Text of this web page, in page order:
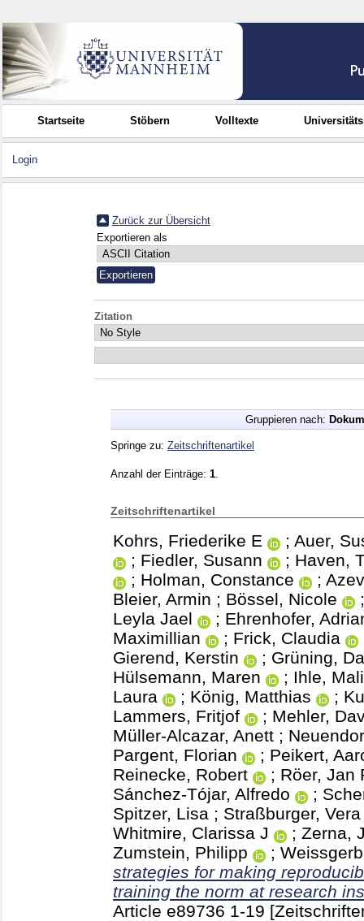
Startseite Stöbern Volltexte
Login
Zurück zur Übersicht
Exportieren als
Zitation
Gruppieren nach:
Springe zu: Zeitschriftenartikel
Anzahl der Einträge: 1
Zeitschriftenartikel
Kohrs, Friederike E ; Auer,
; Fiedler, Susann ; Haven,
; Holman, Constance ;
Bleier, Armin ; Bössel, Nicole
Leyla Jael
; Ehrenhofer,
Maximillian
; Frick, Claudia
Gierend, Kerstin
; Grüning,
Hülsemann, Maren
; Ihle,
Laura
; König, Matthias ;
Lammers, Fritjof
; Mehler,
Müller-Alcazar, Anett ;
Pargent, Florian
; Peikert,
Reinecke, Robert
; Röer, Jan
Sánchez-Tójar, Alfredo
;
Spitzer, Lisa ; Straßburger,
Whitmire, Clarissa J
; Zerna,
Zumstein, Philipp
;
strategies for making
training the norm at research
Article e89736 1-19